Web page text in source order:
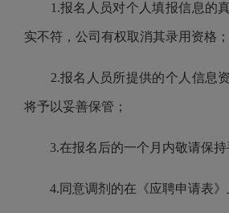
1.报名人员对个人填报信息的
实不符，公司有权取消其录用资格；
2.报名人员所提供的个人信息
将予以妥善保管；
3.在报名后的一个 月内敬请保持
4. 同意调剂的在《应聘申请表》